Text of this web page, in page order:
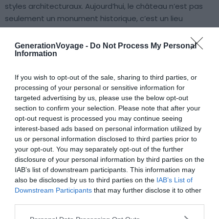
GenerationVoyage - Do Not Process My Personal
Information
If you wish to opt-out of the sale, sharing to third parties, or
processing of your personal or sensitive information for
targeted advertising by us, please use the below opt-out
section to confirm your selection. Please note that after your
opt-out request is processed you may continue seeing
interest-based ads based on personal information utilized by
us or personal information disclosed to third parties prior to
your opt-out. You may separately opt-out of the further
disclosure of your personal information by third parties on the
IAB’s list of downstream participants. This information may
also be disclosed by us to third parties on the IAB’s List of
Downstream Participants that may further disclose it to other
styles architecturaux. Aujourd’hui, le château n’est pas
seulement un monument historique, c’est un lieu
important pour la culture et l’éducation. En effet, on y
trouve notamment l’Université du Vin. De plus, des
événements culturels y sont organisés.
La tour de Crest